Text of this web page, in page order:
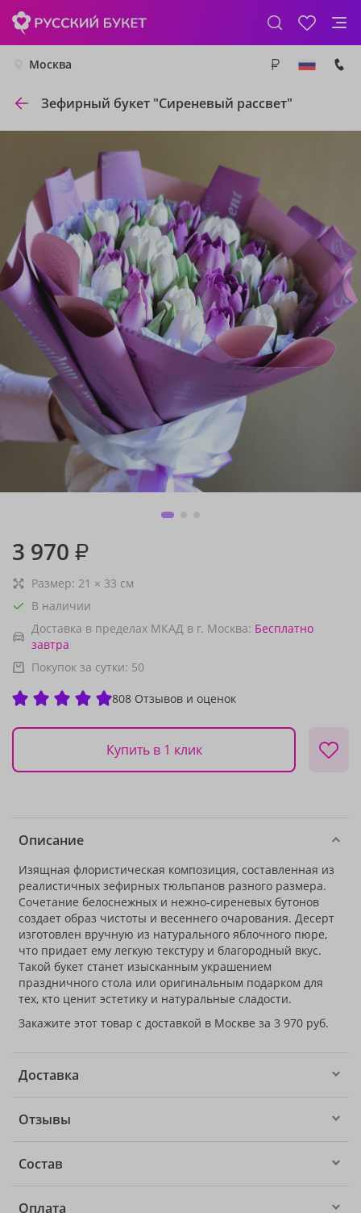
Москва
Зефирный букет "Сиреневый рассвет"
3 970 ₽
Размер: 21 × 33 см
В наличии
Доставка в пределах МКАД в г. Москва: Бесплатно
завтра
Покупок за сутки: 50
808 Отзывов и оценок
Купить в 1 клик
Описание
Изящная флористическая композиция, составленная из
реалистичных зефирных тюльпанов разного размера.
Сочетание белоснежных и нежно-сиреневых бутонов
создает образ чистоты и весеннего очарования. Десерт
изготовлен вручную из натурального яблочного пюре,
что придает ему легкую текстуру и благородный вкус.
Такой букет станет изысканным украшением
праздничного стола или оригинальным подарком для
тех, кто ценит эстетику и натуральные сладости.
Закажите этот товар с доставкой в Москве за 3 970 руб.
Доставка
Отзывы
Состав
Оплата